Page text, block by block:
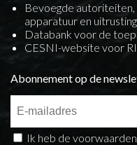
Bevoegde
apparatuur en
Databank voor de
CESNI-website voor
Abonnement op de
Ik heb de